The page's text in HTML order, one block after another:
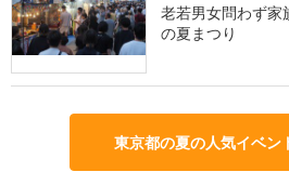
老若男女問わず家
の夏まつり
東京都の夏の人気イベン